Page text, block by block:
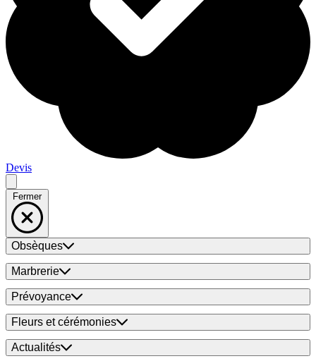
Devis
Fermer
Obsèques
Marbrerie
Prévoyance
Fleurs et cérémonies
Actualités